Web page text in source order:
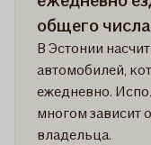
общего
В Эстонии
автомобилей,
ежедневно.
многом зависит
владельца.